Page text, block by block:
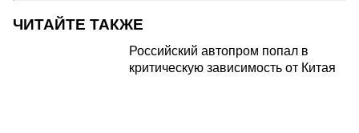
ЧИТАЙТЕ ТАКЖЕ
Российский автопром попал в
критическую зависимость от Китая